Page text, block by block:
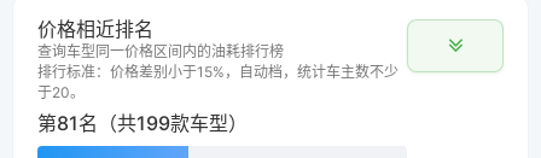
价格相近排名
查询车型同一价格区间内的油耗排行榜
排行标准：价格差别小于15%，自动档，统计车主数不少
于20。
第81名（共199款车型）